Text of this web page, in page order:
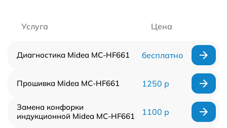
Услуга Цена
Диагностика Midea MC-HF661 бесплатно
Прошивка Midea MC-HF661 1250 р
Замена конфорки
индукционной Midea MC-HF661
1100 р